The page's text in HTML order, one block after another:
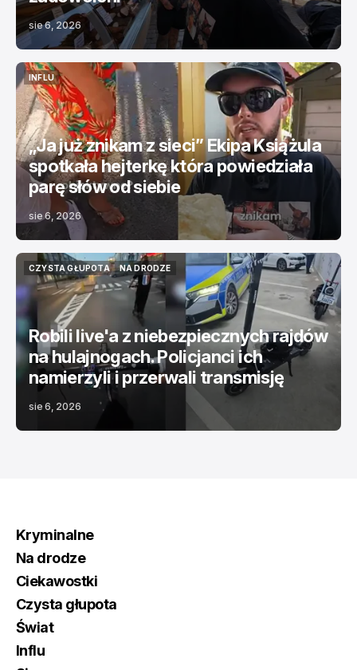
sie 6, 2026
INFLU
INFLU
„Ja już znikam z sieci” Ekipa Książula
spotkała hejterkę która powiedziała
parę słów od siebie
sie 6, 2026
CZYSTA GŁUPOTA
CZYSTA GŁUPOTA
NA DRODZE
NA DRODZE
Robili live'a z niebezpiecznych rajdów
na hulajnogach. Policjanci ich
namierzyli i przerwali transmisję
sie 6, 2026
Kryminalne
Na drodze
Ciekawostki
Czysta głupota
Świat
Influ